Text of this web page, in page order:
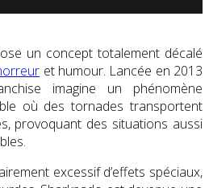
un concept totalement décalé
et humour. Lancée en 2013
imagine un phénomène
où des tornades transportent
provoquant des situations aussi
excessif d’effets spéciaux,